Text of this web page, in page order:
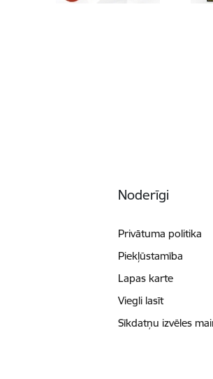
Noderīgi
Privātuma politika
Piekļūstamība
Lapas karte
Viegli lasīt
Sīkdatņu izvēles